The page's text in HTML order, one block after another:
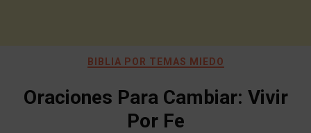
BIBLIA POR TEMAS MIEDO
Oraciones Para Cambiar: Vivir
Por Fe